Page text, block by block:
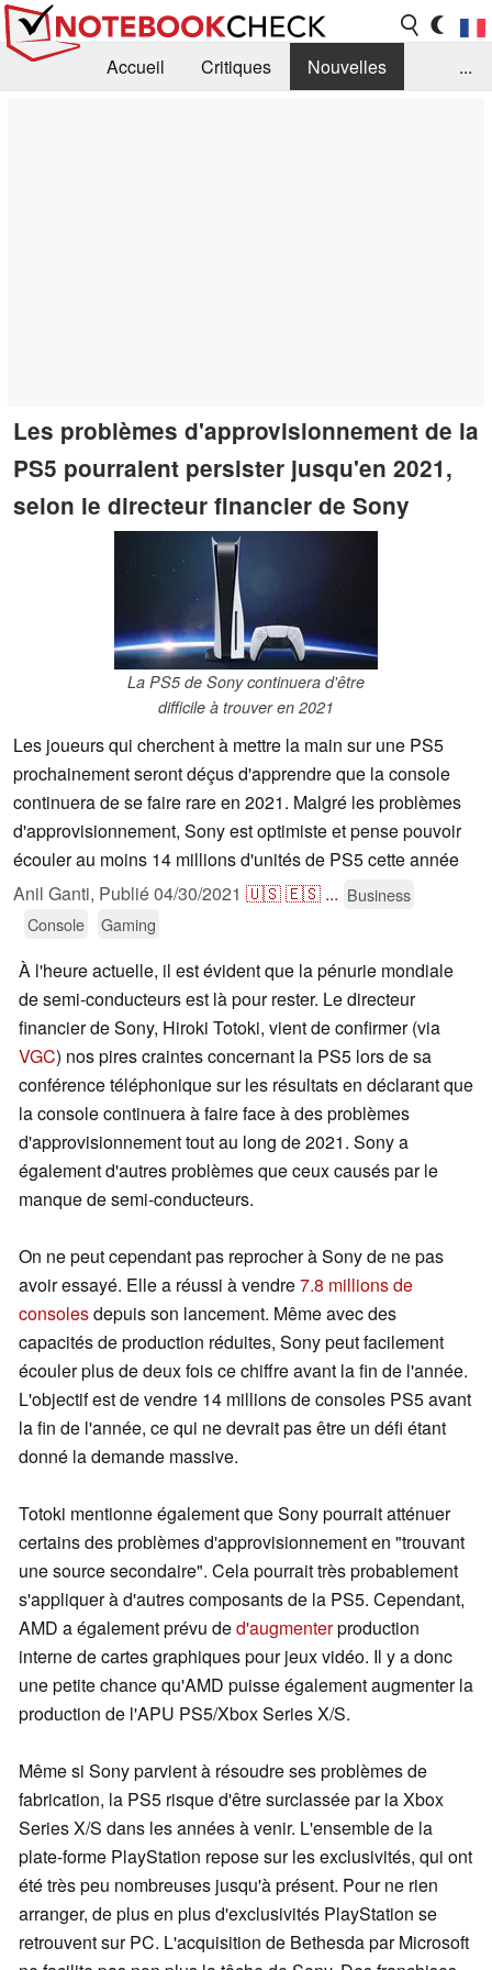
Accueil Critiques
Nouvelles
...
Les problèmes d'approvisionnement de la
PS5 pourraient persister jusqu'en 2021,
selon le directeur financier de Sony
La PS5 de Sony continuera d'être
difficile à trouver en 2021
Les joueurs qui cherchent à mettre la main sur une PS5
prochainement seront déçus d'apprendre que la console
continuera de se faire rare en 2021. Malgré les problèmes
d'approvisionnement, Sony est optimiste et pense pouvoir
écouler au moins 14 millions d'unités de PS5 cette année
Anil Ganti, Publié04/30/2021 🇺🇸🇪🇸 ... Business
Console
Gaming
À l'heure actuelle, il est évident que la pénurie mondiale
de semi-conducteurs est là pour rester. Le directeur
financier de Sony, Hiroki Totoki, vient de confirmer (via
VGC) nos pires craintes concernant la PS5 lors de sa
conférence téléphonique sur les résultats en déclarant que
la console continuera à faire face à des problèmes
d'approvisionnement tout au long de 2021. Sony a
également d'autres problèmes que ceux causés par le
manque de semi-conducteurs.
On ne peut cependant pas reprocher à Sony de ne pas
avoir essayé. Elle a réussi à vendre7.8 millions de
consolesdepuis son lancement. Même avec des
capacités de production réduites, Sony peut facilement
écouler plus de deux fois ce chiffre avant la fin de l'année.
L'objectif est de vendre 14 millions de consoles PS5 avant
la fin de l'année, ce qui ne devrait pas être un défi étant
donné la demande massive.
Totoki mentionne également que Sony pourrait atténuer
certains des problèmes d'approvisionnement en "trouvant
une source secondaire". Cela pourrait très probablement
s'appliquer à d'autres composants de la PS5. Cependant,
AMD a également prévu ded'augmenterproduction
interne de cartes graphiques pour jeux vidéo. Il y a donc
une petite chance qu'AMD puisse également augmenter la
production de l'APU PS5/Xbox Series X/S.
Même si Sony parvient à résoudre ses problèmes de
fabrication, la PS5 risque d'être surclassée par la Xbox
Series X/S dans les années à venir. L'ensemble de la
plate-forme PlayStation repose sur les exclusivités, qui ont
été très peu nombreuses jusqu'à présent. Pour ne rien
arranger, de plus en plus d'exclusivités PlayStation se
retrouvent sur PC. L'acquisition de Bethesda par Microsoft